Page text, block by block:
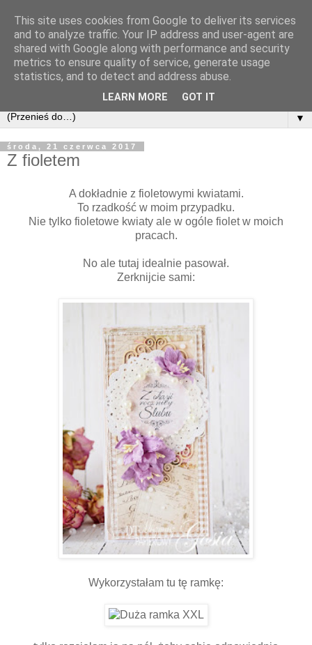
▼
środa, 21 czerwca 2017
Z fioletem
A dokładnie z fioletowymi kwiatami.
To rzadkość w moim przypadku.
Nie tylko fioletowe kwiaty ale w ogóle fiolet w moich
pracach.
No ale tutaj idealnie pasował.
Zerknijcie sami:
Wykorzystałam tu tę ramkę:
This site uses cookies from Google to deliver its services
and to analyze traffic. Your IP address and user-agent are
shared with Google along with performance and security
metrics to ensure quality of service, generate usage
statistics, and to detect and address abuse.
LEARN MORE GOT IT